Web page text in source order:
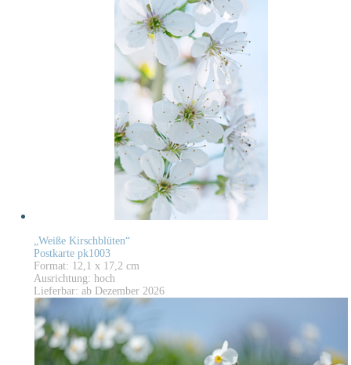
„Weiße Kirschblüten“
Postkarte pk1003
Format: 12,1 x 17,2 cm
Ausrichtung: hoch
Lieferbar: ab Dezember 2026